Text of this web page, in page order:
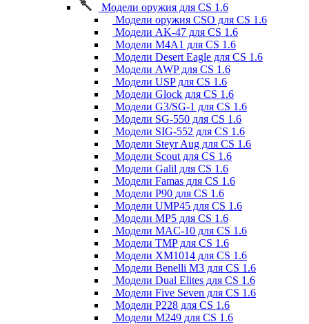
Модели оружия для CS 1.6
Модели оружия CSO для CS 1.6
Модели AK-47 для CS 1.6
Модели M4A1 для CS 1.6
Модели Desert Eagle для CS 1.6
Модели AWP для CS 1.6
Модели USP для CS 1.6
Модели Glock для CS 1.6
Модели G3/SG-1 для CS 1.6
Модели SG-550 для CS 1.6
Модели SIG-552 для CS 1.6
Модели Steyr Aug для CS 1.6
Модели Scout для CS 1.6
Модели Galil для CS 1.6
Модели Famas для CS 1.6
Модели P90 для CS 1.6
Модели UMP45 для CS 1.6
Модели MP5 для CS 1.6
Модели MAC-10 для CS 1.6
Модели TMP для CS 1.6
Модели XM1014 для CS 1.6
Модели Benelli M3 для CS 1.6
Модели Dual Elites для CS 1.6
Модели Five Seven для CS 1.6
Модели P228 для CS 1.6
Модели M249 для CS 1.6